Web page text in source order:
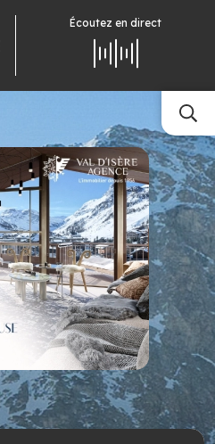
Écoutez en direct